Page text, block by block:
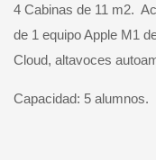
4 Cabinas de 11 m2.
de 1 equipo Apple M1
Cloud, altavoces
Capacidad: 5 alumnos.